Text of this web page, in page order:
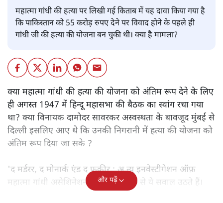
महात्मा गांधी की हत्या पर लिखी गई किताब में यह दावा किया गया है
कि पाकिस्तान को 55 करोड़ रुपए देने पर विवाद होने के पहले ही
गांधी जी की हत्या की योजना बन चुकी थी। क्या है मामला?
क्या महात्मा गांधी की हत्या की योजना को अंतिम रूप देने के लिए
ही अगस्त 1947 में हिन्दू महासभा की बैठक का स्वांग रचा गया
था? क्या विनायक दामोदर सावरकर अस्वस्थता के बावजूद मुंबई से
दिल्ली इसलिए आए थे कि उनकी निगरानी में हत्या की योजना को
अंतिम रूप दिया जा सके ?
'द मर्डरर, द मोनार्क एंड द फ़कीर : अ न्यू इनवेस्टीगेशन ऑफ़
महात्मा गांधी असेशिनेशन' नामक किताब से ये सवाल उठते हैं।
और पढ़ें